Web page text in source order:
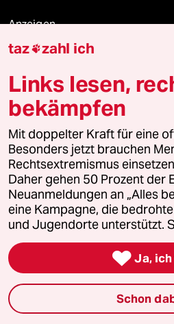
Anzeigen
Fragen & Hilfe
Feedback
Aboservice
ePaper Login
Downloads für Abonnierende
© 2026 taz Verlags und Vertriebs
Alle Rechte vorbehalten. Bei rechtlichen
wenden Sie sich bitte anlizenzen@taz.de
taz zahl ich
Links lesen,
bekämpfen
Mit doppelter Kraft für eine
Besonders jetzt brauchen
Rechtsextremismus
Daher gehen 50 Prozent der
Neuanmeldungen an „Alles
eine Kampagne, die
und Jugendorte unterstützt.
 Ja,
Schon